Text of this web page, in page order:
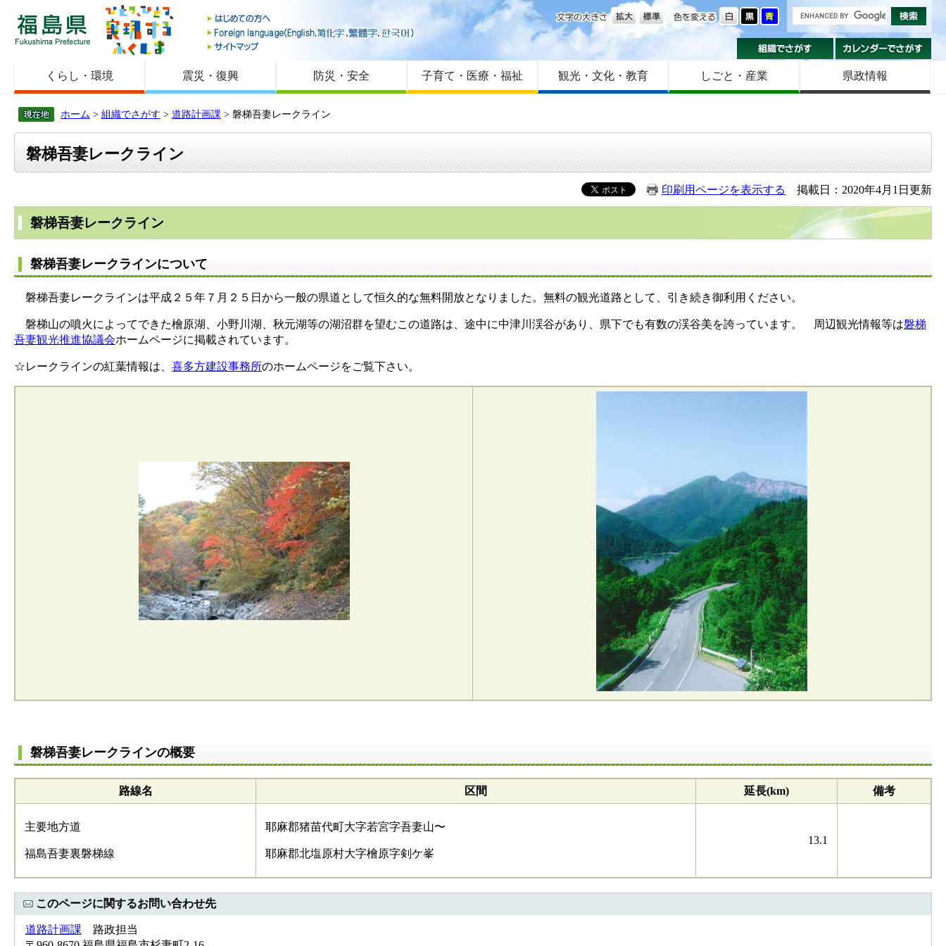
福島県
はじめての方へ
Foreign language
サイトマップ
色を変える
文字の大きさ
組織でさがす
くらし・環境 震災・復興 防災・安全 子育て・医療・福祉 観光・文化・教育 しごと・産業 県政情報
ホーム > 組織でさがす > 道路計画課 > 磐梯吾妻レークライン
磐梯吾妻レークライン
印刷用ページを表示する 掲載日：2020年4月1日更新
磐梯吾妻レークライン
磐梯吾妻レークラインについて
磐梯吾妻レークラインは平成２５年７月２５日から一般の県道として恒久的な無料開放となりました。無料の観光道路として、引き続き御利用ください。
磐梯山の噴火によってできた檜原湖、小野川湖、秋元湖等の湖沼群を望むこの道路は、途中に中津川渓谷があり、県下でも有数の渓谷美を誇っています。 周辺観光情報等は磐梯
吾妻観光推進協議会ホームページに掲載されています。
☆レークラインの紅葉情報は、 喜多方建設事務所のホームページをご覧下さい。
磐梯吾妻レークラインの概要
路線名 区間 延長(km) 備考
主要地方道
福島吾妻裏磐梯線
耶麻郡猪苗代町大字若宮字吾妻山〜
耶麻郡北塩原村大字檜原字剣ケ峯
13.1
このページに関するお問い合わせ先
道路計画課 路政担当